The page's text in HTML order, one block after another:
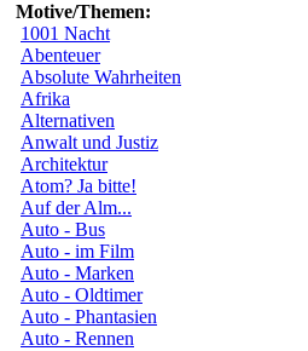
Motive/Themen:
1001 Nacht
Abenteuer
Absolute Wahrheiten
Afrika
Alternativen
Anwalt und Justiz
Architektur
Atom? Ja bitte!
Auf der Alm...
Auto - Bus
Auto - im Film
Auto - Marken
Auto - Oldtimer
Auto - Phantasien
Auto - Rennen